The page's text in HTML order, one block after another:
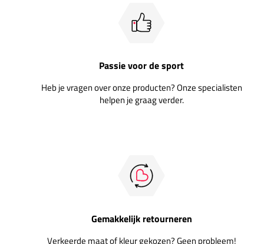
Passie voor de sport
Heb je vragen over onze producten? Onze specialisten
helpen je graag verder.
Gemakkelijk retourneren
Verkeerde maat of kleur gekozen? Geen probleem!